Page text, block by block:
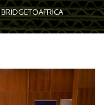
BRIDGETOAFRICA